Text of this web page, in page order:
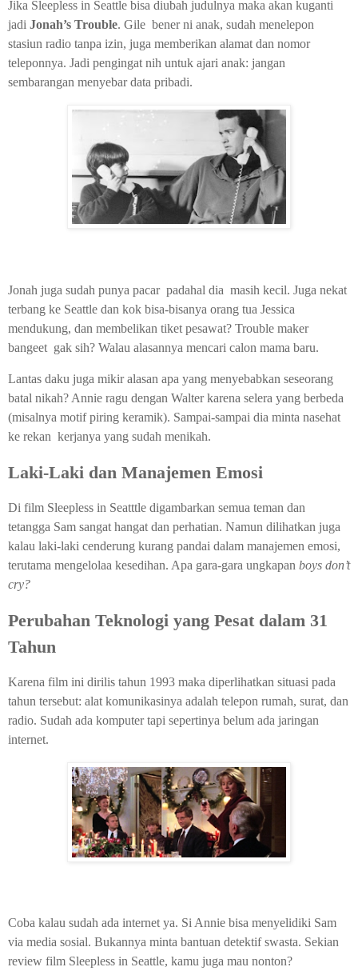
Jika Sleepless in Seattle bisa diubah judulnya maka akan kuganti
jadi Jonah’s Trouble. Gile bener ni anak, sudah menelepon
stasiun radio tanpa izin, juga memberikan alamat dan nomor
teleponnya. Jadi pengingat nih untuk ajari anak: jangan
sembarangan menyebar data pribadi.
Jonah juga sudah punya pacar padahal dia masih kecil. Juga nekat
terbang ke Seattle dan kok bisa-bisanya orang tua Jessica
mendukung, dan membelikan tiket pesawat? Trouble maker
bangeet gak sih? Walau alasannya mencari calon mama baru.
Lantas daku juga mikir alasan apa yang menyebabkan seseorang
batal nikah? Annie ragu dengan Walter karena selera yang berbeda
(misalnya motif piring keramik). Sampai-sampai dia minta nasehat
ke rekan kerjanya yang sudah menikah.
Laki-Laki dan Manajemen Emosi
Di film Sleepless in Seatttle digambarkan semua teman dan
tetangga Sam sangat hangat dan perhatian. Namun dilihatkan juga
kalau laki-laki cenderung kurang pandai dalam manajemen emosi,
terutama mengelolaa kesedihan. Apa gara-gara ungkapan boys don’t
cry?
Perubahan Teknologi yang Pesat dalam 31
Tahun
Karena film ini dirilis tahun 1993 maka diperlihatkan situasi pada
tahun tersebut: alat komunikasinya adalah telepon rumah, surat, dan
radio. Sudah ada komputer tapi sepertinya belum ada jaringan
internet.
Coba kalau sudah ada internet ya. Si Annie bisa menyelidiki Sam
via media sosial. Bukannya minta bantuan detektif swasta. Sekian
review film Sleepless in Seattle, kamu juga mau nonton?